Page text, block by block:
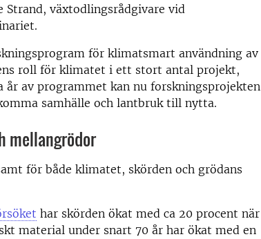
Strand, växtodlingsrådgivare vid
för klimatsmart användning av
roll för klimatet i ett stort antal projekt,
år av programmet kan nu forskningsprojekten
samhälle och lantbruk till nytta.
mellangrödor
för både klimatet, skörden och grödans
har skörden ökat med ca 20 procent när
material under snart 70 år har ökat med en